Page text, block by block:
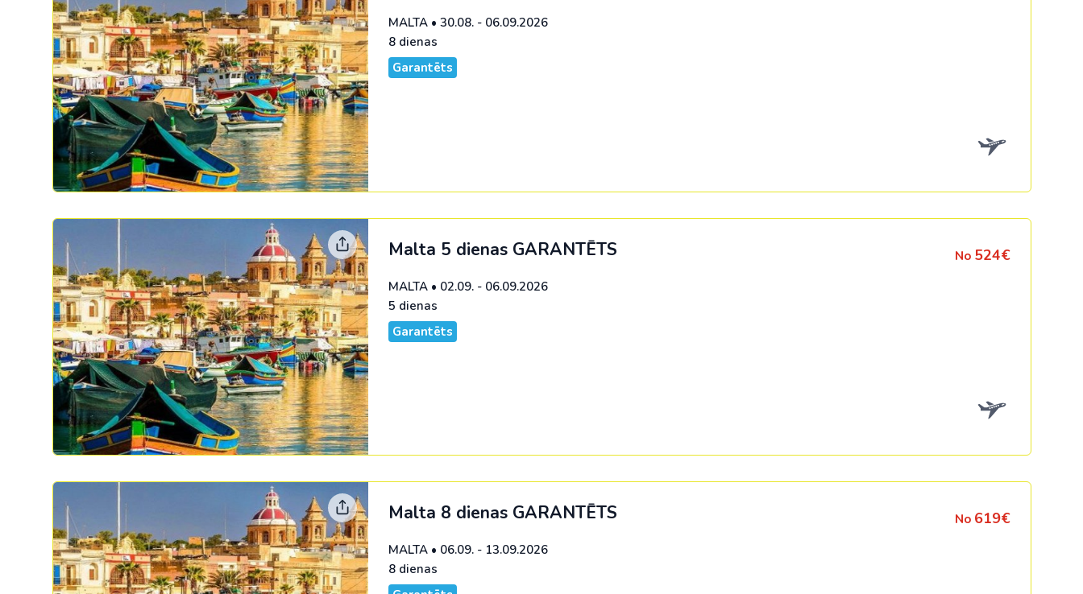
MALTA• 30.08. - 06.09.2026
8 dienas
Garantēts
Malta 5 dienas GARANTĒTS
MALTA• 02.09. - 06.09.2026
5 dienas
Garantēts
No 524€
Malta 8 dienas GARANTĒTS
MALTA• 06.09. - 13.09.2026
8 dienas
No 619€